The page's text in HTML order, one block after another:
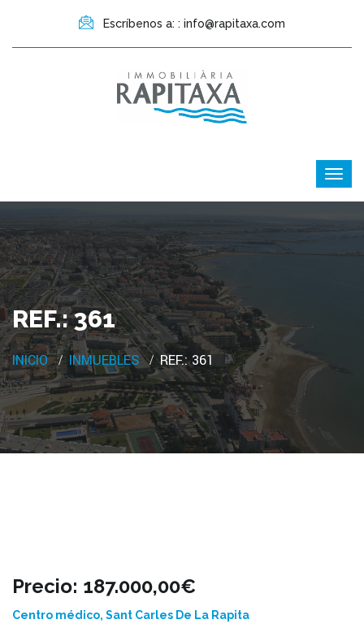
Escríbenos a: : info@rapitaxa.com
REF.: 361
INICIO INMUEBLES REF.: 361
Precio: 187.000,00€
Centro médico, Sant Carles De La Rapita